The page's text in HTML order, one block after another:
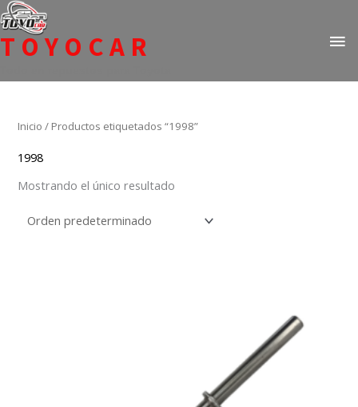
Ir
al
contenido
TOYOCAR
Inicio / Productos etiquetados “1998”
1998
Mostrando el único resultado